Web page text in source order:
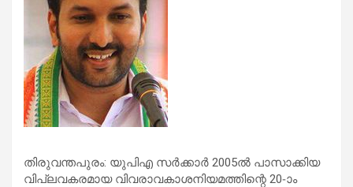
തിരുവന്തപുരം: യുപിഎ സര്‍ക്കാര്‍ 2005ല്‍ പാസാക്കിയ
വിപ്ലവകരമായ വിവരാവകാശനിയമത്തിന്റെ 20-ാം